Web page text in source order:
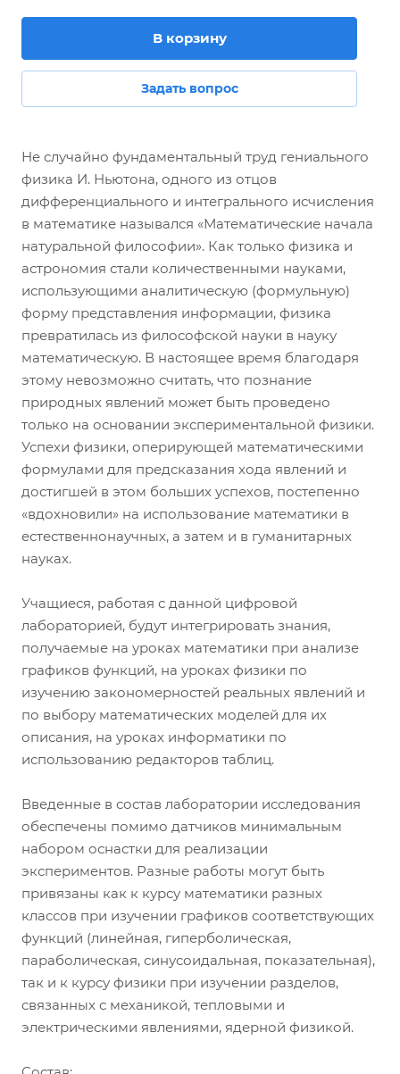
В корзину
Задать вопрос
Не случайно фундаментальный труд гениального
физика И. Ньютона, одного из отцов
дифференциального и интегрального исчисления
в математике назывался «Математические начала
натуральной философии». Как только физика и
астрономия стали количественными науками,
использующими аналитическую (формульную)
форму представления информации, физика
превратилась из философской науки в науку
математическую. В настоящее время благодаря
этому невозможно считать, что познание
природных явлений может быть проведено
только на основании экспериментальной физики.
Успехи физики, оперирующей математическими
формулами для предсказания хода явлений и
достигшей в этом больших успехов, постепенно
«вдохновили» на использование математики в
естественнонаучных, а затем и в гуманитарных
науках.
Учащиеся, работая с данной цифровой
лабораторией, будут интегрировать знания,
получаемые на уроках математики при анализе
графиков функций, на уроках физики по
изучению закономерностей реальных явлений и
по выбору математических моделей для их
описания, на уроках информатики по
использованию редакторов таблиц.
Введенные в состав лаборатории исследования
обеспечены помимо датчиков минимальным
набором оснастки для реализации
экспериментов. Разные работы могут быть
привязаны как к курсу математики разных
классов при изучении графиков соответствующих
функций (линейная, гиперболическая,
параболическая, синусоидальная, показательная),
так и к курсу физики при изучении разделов,
связанных с механикой, тепловыми и
электрическими явлениями, ядерной физикой.